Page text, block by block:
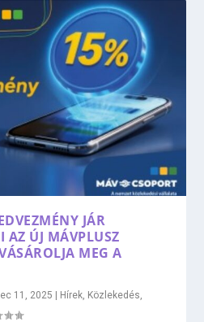
JÁR
ÚJ MÁVPLUSZ
MEG A
11, 2025 | Hírek Közlekedés